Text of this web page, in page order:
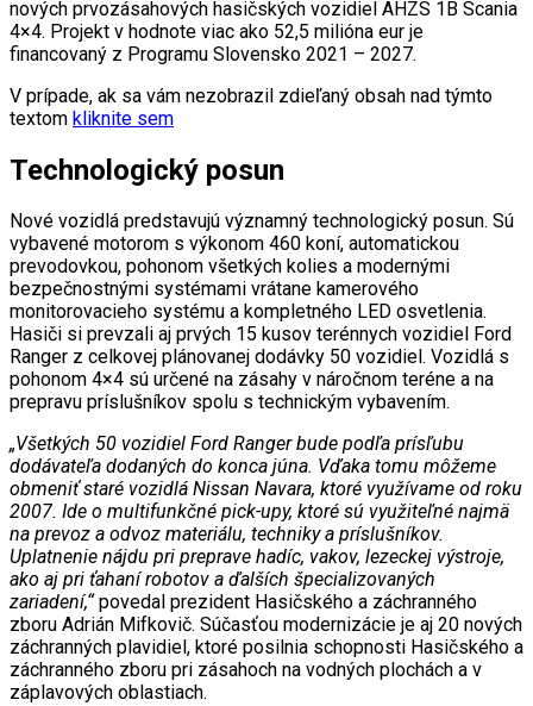
nových prvozásahových hasičských vozidiel AHZS 1B Scania
4×4. Projekt v hodnote viac ako 52,5 milióna eur je
financovaný z Programu Slovensko 2021 – 2027.
V prípade, ak sa vám nezobrazil zdieľaný obsah nad týmto
textom kliknite sem
Technologický posun
Nové vozidlá predstavujú významný technologický posun. Sú
vybavené motorom s výkonom 460 koní, automatickou
prevodovkou, pohonom všetkých kolies a modernými
bezpečnostnými systémami vrátane kamerového
monitorovacieho systému a kompletného LED osvetlenia.
Hasiči si prevzali aj prvých 15 kusov terénnych vozidiel Ford
Ranger z celkovej plánovanej dodávky 50 vozidiel. Vozidlá s
pohonom 4×4 sú určené na zásahy v náročnom teréne a na
prepravu príslušníkov spolu s technickým vybavením.
„Všetkých 50 vozidiel Ford Ranger bude podľa prísľubu
dodávateľa dodaných do konca júna. Vďaka tomu môžeme
obmeniť staré vozidlá Nissan Navara, ktoré využívame od roku
2007. Ide o multifunkčné pick-upy, ktoré sú využiteľné najmä
na prevoz a odvoz materiálu, techniky a príslušníkov.
Uplatnenie nájdu pri preprave hadíc, vakov, lezeckej výstroje,
ako aj pri ťahaní robotov a ďalších špecializovaných
zariadení,“ povedal prezident Hasičského a záchranného
zboru Adrián Mifkovič. Súčasťou modernizácie je aj 20 nových
záchranných plavidiel, ktoré posilnia schopnosti Hasičského a
záchranného zboru pri zásahoch na vodných plochách a v
záplavových oblastiach.